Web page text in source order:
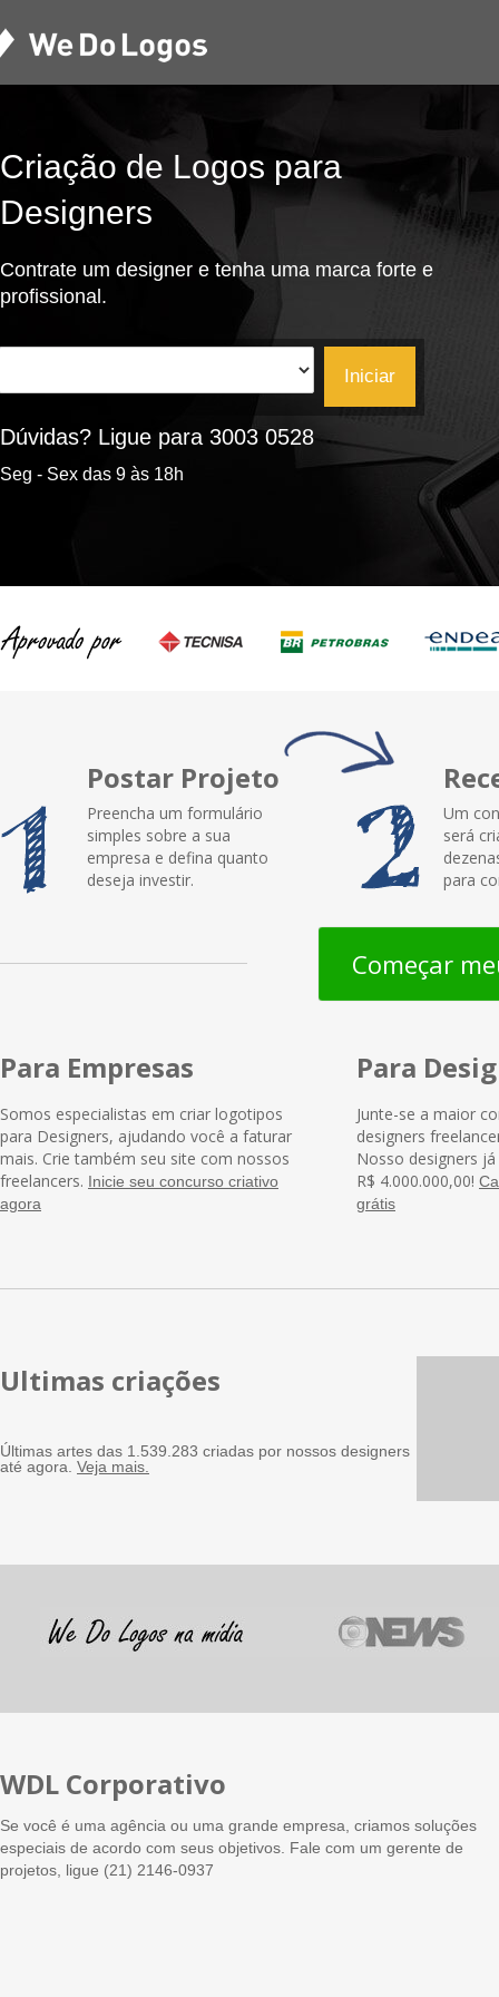
Criação de Logos para
Designers
Contrate um designer e tenha uma marca forte e
profissional.
Iniciar
Dúvidas? Ligue para 3003 0528
Seg - Sex das 9 às 18h
Postar Projeto
Preencha um formulário
simples sobre a sua
empresa e defina quanto
deseja investir.
Um
será
para
Começar
Para Empresas
Somos especialistas em criar logotipos
para Designers, ajudando você a faturar
mais. Crie também seu site com nossos
freelancers. Inicie seu concurso criativo
agora
Para
Junte-se a maior
designers
Nosso designers
R$ 4.000.000,00!
grátis
Ultimas criações
Últimas artes das 1.539.283 criadas por nossos designers
até agora. Veja mais.
WDL Corporativo
Se você é uma agência ou uma grande empresa, criamos soluções
especiais de acordo com seus objetivos. Fale com um gerente de
projetos, ligue (21) 2146-0937